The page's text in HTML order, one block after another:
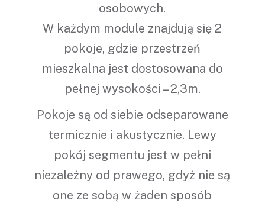
osobowych.
W każdym module znajdują się 2
pokoje, gdzie przestrzeń
mieszkalna jest dostosowana do
pełnej wysokości – 2,3m.
Pokoje są od siebie odseparowane
termicznie i akustycznie. Lewy
pokój segmentu jest w pełni
niezależny od prawego, gdyż nie są
one ze sobą w żaden sposób